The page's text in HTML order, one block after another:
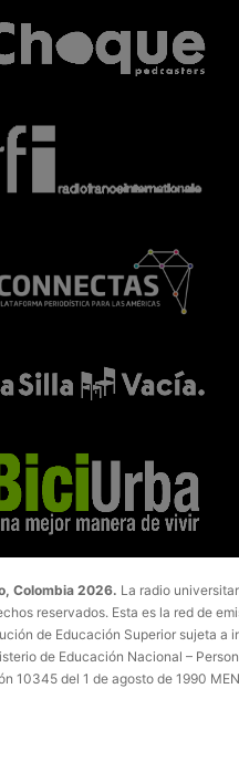
Colombia 2026. La radio
reservados. Esta es la red de
de Educación Superior sujeta a
de Educación Nacional –
10345 del 1 de agosto de 1990